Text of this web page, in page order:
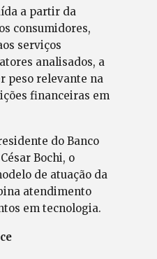
a partir da
consumidores,
serviços
analisados, a
peso relevante na
financeiras em
do Banco
Bochi, o
de atuação da
atendimento
em tecnologia.